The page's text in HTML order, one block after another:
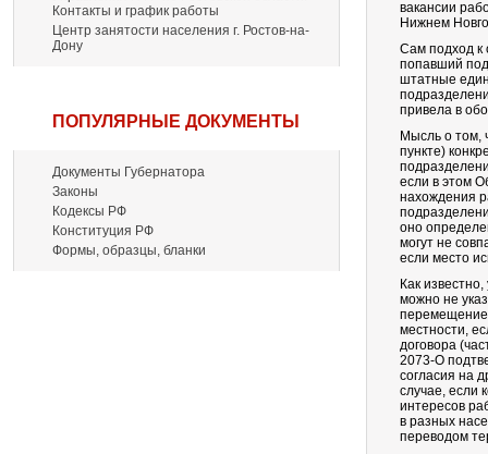
Контакты и график работы
Центр занятости населения г. Ростов-на-
Дону
ПОПУЛЯРНЫЕ ДОКУМЕНТЫ
Документы Губернатора
Законы
Кодексы РФ
Конституция РФ
Формы, образцы, бланки
вакансии
Нижнем
Сам подход к
попавший
штатные
привела в
Мысль о том,
пункте)
если в этом
нахождения
оно
могут не
если место
Как
можно не
перемещение
местности,
договора
2073-О
согласия на
случае, если
интересов
в разных
переводом